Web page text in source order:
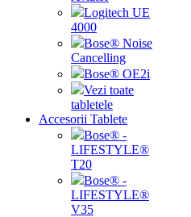
Logitech UE
4000
Bose® Noise
Cancelling
Bose® OE2i
Vezi toate
tabletele
Accesorii Tablete
Bose® -
LIFESTYLE®
T20
Bose® -
LIFESTYLE®
V35